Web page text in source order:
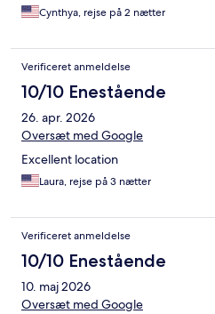
Cynthya, rejse på 2 nætter
Verificeret anmeldelse
10/10 Enestående
26. apr. 2026
Oversæt med Google
Excellent location
Laura, rejse på 3 nætter
Verificeret anmeldelse
10/10 Enestående
10. maj 2026
Oversæt med Google